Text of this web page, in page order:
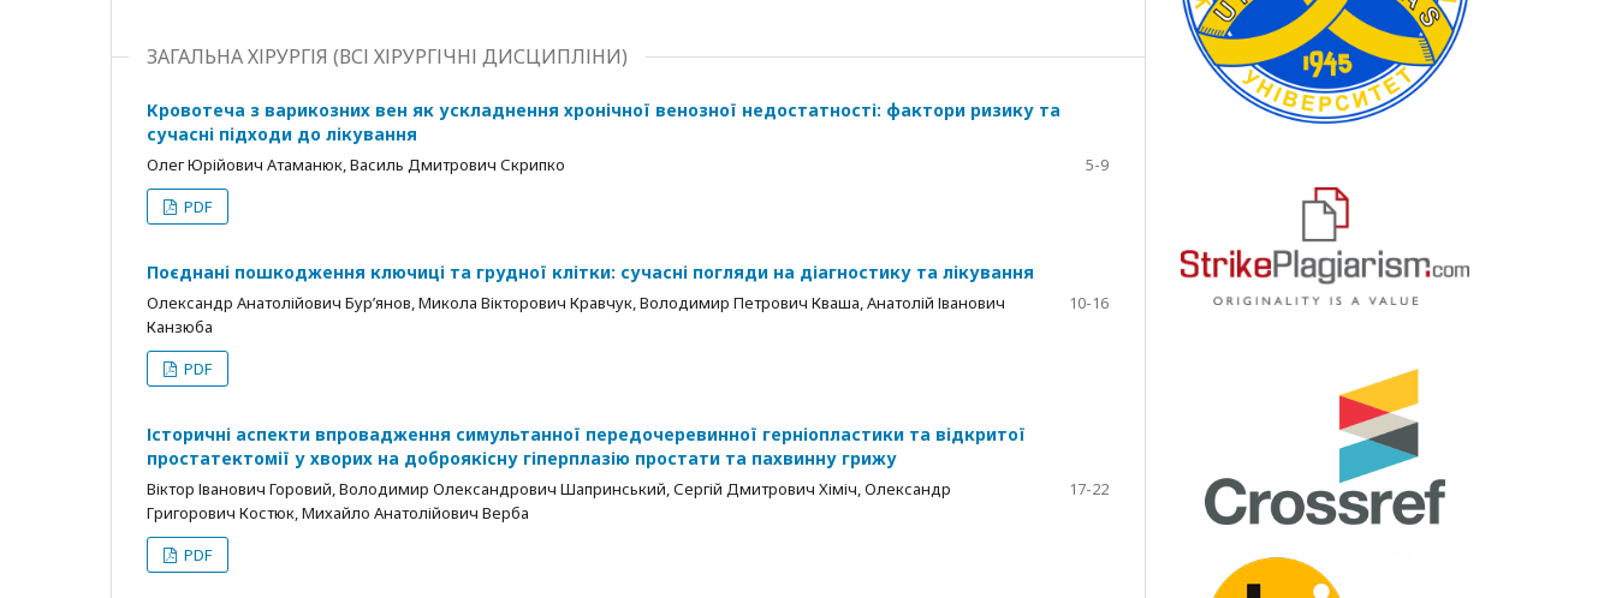
ЗАГАЛЬНА ХІРУРГІЯ (ВСІ ХІРУРГІЧНІ ДИСЦИПЛІНИ)
Кровотеча з варикозних вен як ускладнення хронічної венозної недостатності: фактори ризику та
сучасні підходи до лікування
Олег Юрійович Атаманюк, Василь Дмитрович Скрипко
5-9
PDF
Поєднані пошкодження ключиці та грудної клітки: сучасні погляди на діагностику та лікування
Олександр Анатолійович Бурʼянов, Микола Вікторович Кравчук, Володимир Петрович Кваша, Анатолій Іванович
Канзюба
10-16
PDF
Історичні аспекти впровадження симультанної передочеревинної герніопластики та відкритої
простатектомії у хворих на доброякісну гіперплазію простати та пахвинну грижу
Віктор Іванович Горовий, Володимир Олександрович Шапринський, Сергій Дмитрович Хіміч, Олександр
Григорович Костюк, Михайло Анатолійович Верба
17-22
PDF